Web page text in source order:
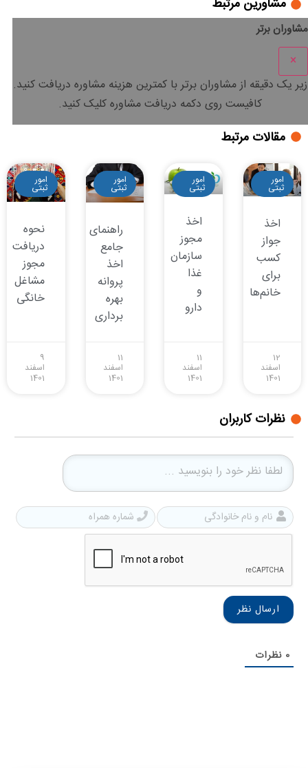
مشاوران برتر
×
زیر یک دقیقه از مشاوران برتر باکمترین هزینه مشاوره دریافت کنید.
کافیست روی دکمه دریافت مشاوره کلیک کنید.
مقالات مرتبط
امور
ثبتی
اخذ
جواز
کسب
برای
خانم‌ها
12
اسفند
1401
امور
ثبتی
اخذ
مجوز
سازمان
غذا
و
دارو
11
اسفند
1401
امور
ثبتی
راهنمای
جامع
اخذ
پروانه
بهره
برداری
11
اسفند
1401
امور
ثبتی
نحوه
دریافت
مجوز
مشاغل
خانگی
9
اسفند
1401
نظرات کاربران
نام
و
نام
0 نظرات